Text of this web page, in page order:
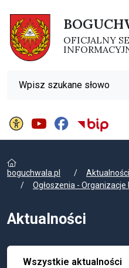
OFICJALNY
Panel ustawień
BIP
Wyszukiwarka
boguchwala.pl
Aktualności
Ogłoszenia -
Aktualności
Wszystkie aktualności